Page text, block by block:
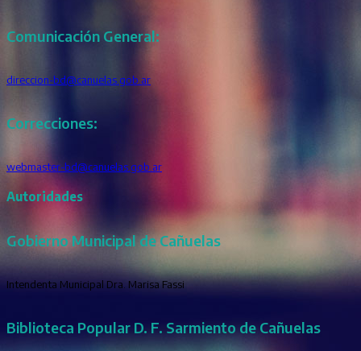
Comunicación General:
direccion-bd@canuelas.gob.ar
Correcciones:
webmaster-bd@canuelas.gob.ar
Autoridades
Gobierno Municipal de Cañuelas
Intendenta Municipal Dra. Marisa Fassi
Biblioteca Popular D. F. Sarmiento de Cañuelas